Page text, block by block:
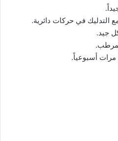
التدليك في حركات دائرية.
جيد.